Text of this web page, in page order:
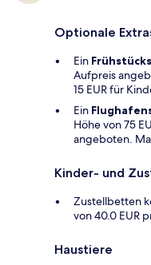
Optionale
Ein
Aufpreis
15 EUR für
Ein
Höhe von 75
angeboten.
Kinder- und
Zustellbetten
von 40.0 EUR
Haustiere